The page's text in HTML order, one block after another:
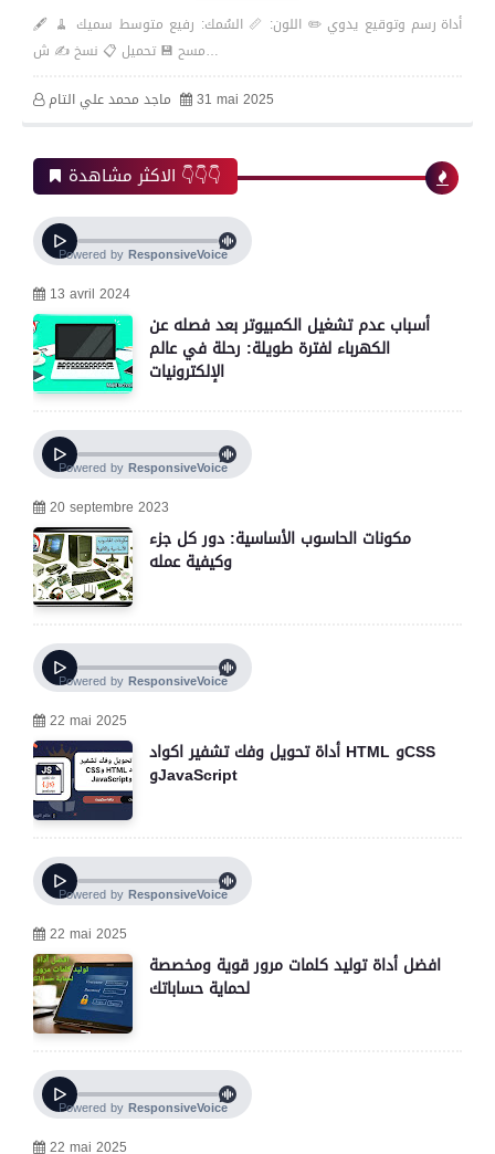
🖋️ أداة رسم وتوقيع يدوي ✏️ اللون: 📏 السُمك: رفيع متوسط سميك 🧹
مسح 💾 تحميل 📋 نسخ ✍️ ش…
ماجد محمد علي التام
31 mai 2025
الاكثر مشاهدة 👇👇👇
13 avril 2024
أسباب عدم تشغيل الكمبيوتر بعد فصله عن
الكهرباء لفترة طويلة: رحلة في عالم
الإلكترونيات
20 septembre 2023
مكونات الحاسوب الأساسية: دور كل جزء
وكيفية عمله
22 mai 2025
أداة تحويل وفك تشفير اكواد HTML وCSS
وJavaScript
22 mai 2025
افضل أداة توليد كلمات مرور قوية ومخصصة
لحماية حساباتك
22 mai 2025